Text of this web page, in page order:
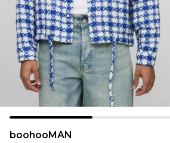
boohooMAN